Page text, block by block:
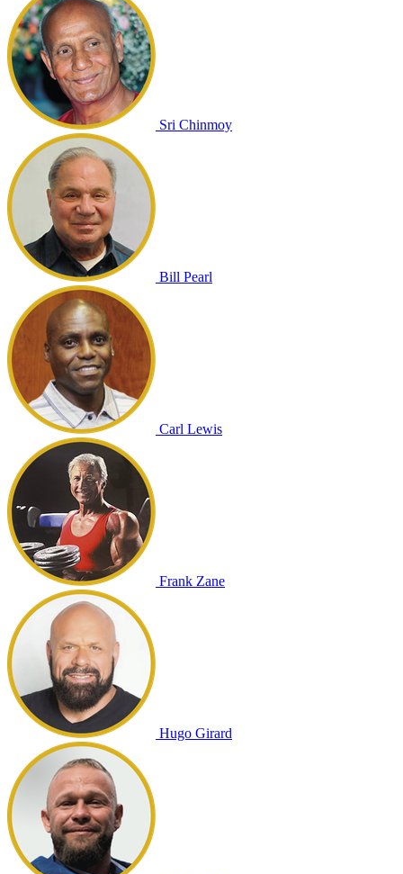
Sri Chinmoy
Bill Pearl
Carl Lewis
Frank Zane
Hugo Girard